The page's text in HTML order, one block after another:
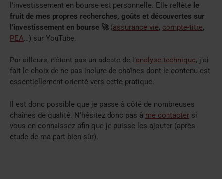
l’investissement en bourse est personnelle. Elle reflète le
fruit de mes propres recherches, goûts et découvertes sur
l’investissement en bourse 🚀 (assurance vie, compte-titre,
PEA …) sur YouTube.
Par ailleurs, n’étant pas un adepte de l’analyse technique, j’ai
fait le choix de ne pas inclure de chaînes dont le contenu est
essentiellement orienté vers cette pratique.
Il est donc possible que je passe à côté de nombreuses
chaînes de qualité. N’hésitez donc pas à me contacter si
vous en connaissez afin que je puisse les ajouter (après
étude de ma part bien sûr).